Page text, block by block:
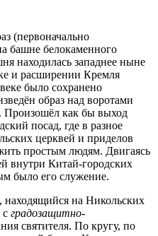
(первоначально
башне белокаменного
находилась западнее ныне
и расширении Кремля
было сохранено
образ над воротами
Произошёл как бы выход
посад, где в разное
церквей и приделов
простым людям. Двигаясь
внутри Китай-городских
было его служение.
находящийся на Никольских
с градозащитно-
святителя. По кругу, по